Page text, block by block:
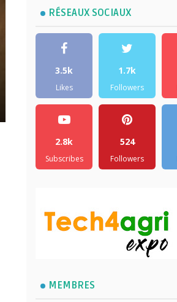
RÉSEAUX SOCIAUX
3.5k
Likes
1.7k
Followers
2.8k
Subscribes
524
Followers
MEMBRES